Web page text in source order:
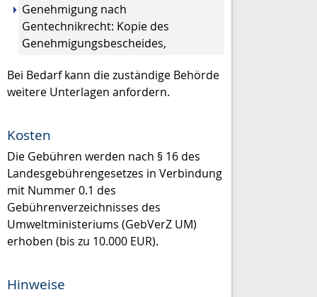
Genehmigung nach
Gentechnikrecht: Kopie des
Genehmigungsbescheides,
Bei Bedarf kann die zuständige Behörde
weitere Unterlagen anfordern.
Kosten
Die Gebühren werden nach § 16 des
Landesgebührengesetzes in Verbindung
mit Nummer 0.1 des
Gebührenverzeichnisses des
Umweltministeriums (GebVerZ UM)
erhoben (bis zu 10.000 EUR).
Hinweise